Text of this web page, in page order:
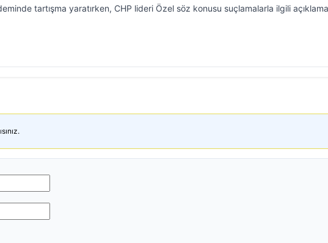
tartışma yaratırken, CHP lideri Özel söz konusu suçlamalarla ilgili açıklama